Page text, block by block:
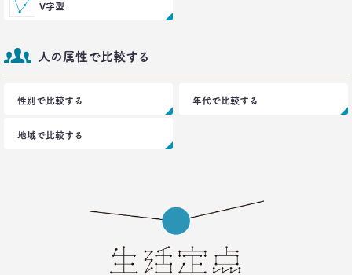
V字型
人の属性で比較する
性別で比較する 年代で比較する
地域で比較する